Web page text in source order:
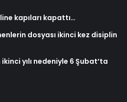
kapıları kapattı…
dosyası ikinci kez disiplin
yılı nedeniyle 6 Şubat’ta